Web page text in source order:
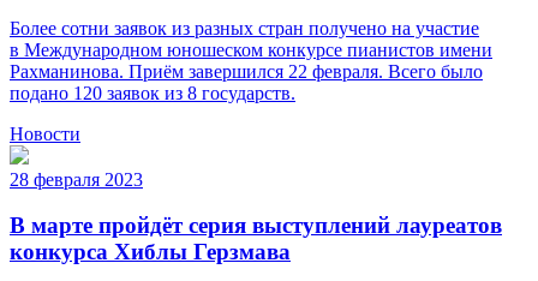
Более сотни заявок из разных стран получено на участие
в Международном юношеском конкурсе пианистов имени
Рахманинова. Приём завершился 22 февраля. Всего было
подано 120 заявок из 8 государств.
Новости
28 февраля 2023
В марте пройдёт серия выступлений лауреатов
конкурса Хиблы Герзмава